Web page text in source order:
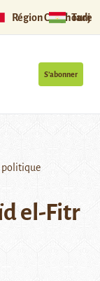
Région Ouïghoure
S’abonner
politique
el-Fitr